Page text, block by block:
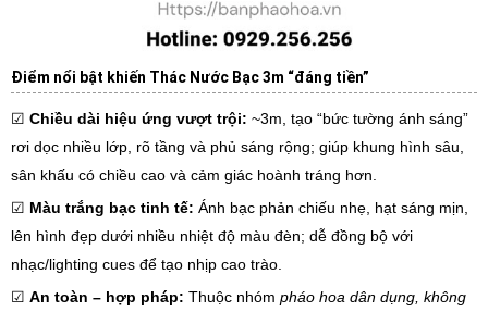
Điểm nổi bật khiến Thác Nước Bạc 3m “đáng tiền”
☑ Chiều dài hiệu ứng vượt trội: ~3m, tạo “bức tường ánh sáng”
rơi dọc nhiều lớp, rõ tầng và phủ sáng rộng; giúp khung hình sâu,
sân khấu có chiều cao và cảm giác hoành tráng hơn.
☑ Màu trắng bạc tinh tế: Ánh bạc phản chiếu nhẹ, hạt sáng mịn,
lên hình đẹp dưới nhiều nhiệt độ màu đèn; dễ đồng bộ với
nhạc/lighting cues để tạo nhịp cao trào.
☑ An toàn – hợp pháp: Thuộc nhóm pháo hoa dân dụng, không